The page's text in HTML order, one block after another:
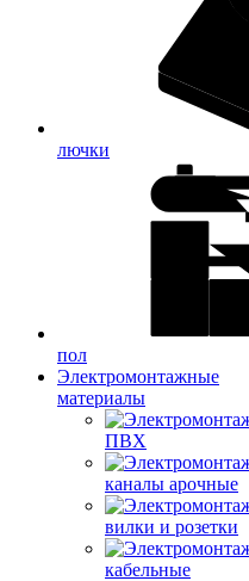
лючки
пол
Электромонтажные
материалы
ПВХ
каналы арочные
вилки и розетки
кабельные